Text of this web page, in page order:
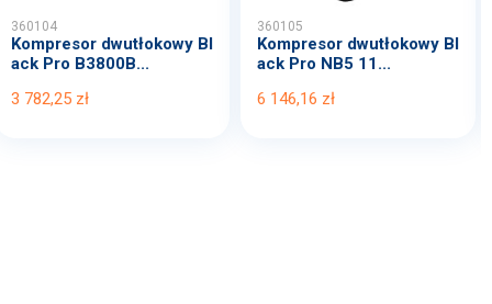
360104
Kompresor dwutłokowy Bl
ack Pro B3800B...
3 782,25 zł
360105
Kompresor dwutłokowy Bl
ack Pro NB5 11...
6 146,16 zł